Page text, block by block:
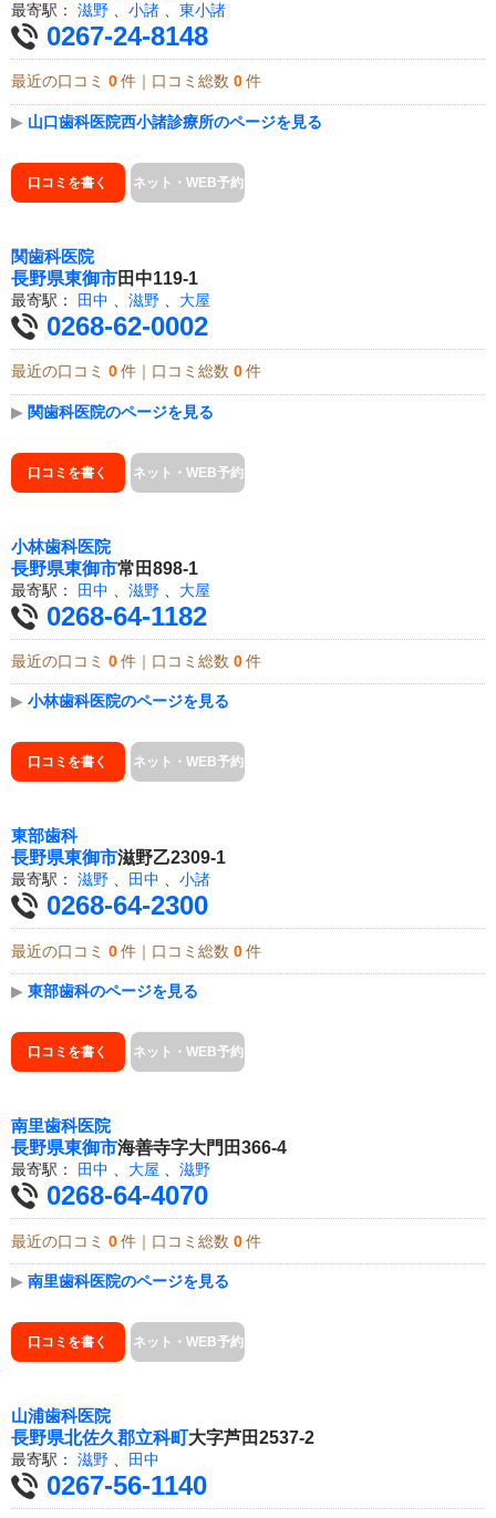
最寄駅： 滋野 小諸 東小諸
0267-24-8148
最近の口コミ 0 件｜口コミ総数 0 件
▶ 山口歯科医院西小諸診療所のページを見る
口コミを書く ネット・WEB予約
関歯科医院
長野県東御市田中119-1
最寄駅： 田中 滋野 大屋
0268-62-0002
最近の口コミ 0 件｜口コミ総数 0 件
▶ 関歯科医院のページを見る
口コミを書く ネット・WEB予約
小林歯科医院
長野県東御市常田898-1
最寄駅： 田中 滋野 大屋
0268-64-1182
最近の口コミ 0 件｜口コミ総数 0 件
▶ 小林歯科医院のページを見る
口コミを書く ネット・WEB予約
東部歯科
長野県東御市滋野乙2309-1
最寄駅： 滋野 、 田中 、 小諸
0268-64-2300
最近の口コミ 0 件｜口コミ総数 0 件
▶ 東部歯科のページを見る
口コミを書く ネット・WEB予約
南里歯科医院
長野県東御市海善寺字大門田366-4
最寄駅： 田中 大屋 滋野
0268-64-4070
最近の口コミ 0 件｜口コミ総数 0 件
▶ 南里歯科医院のページを見る
口コミを書く ネット・WEB予約
山浦歯科医院
長野県北佐久郡立科町大字芦田2537-2
最寄駅： 滋野 田中
0267-56-1140